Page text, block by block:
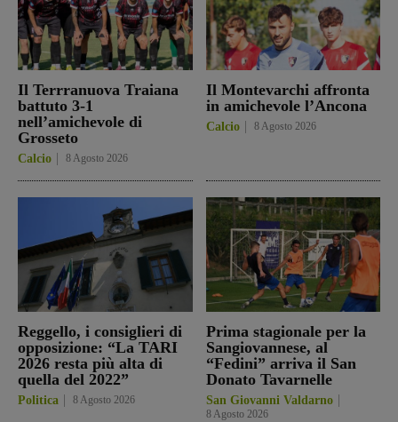
Il Terrranuova Traiana
battuto 3-1
nell’amichevole di
Grosseto
Calcio 8 Agosto 2026
Il Montevarchi affronta
in amichevole l’Ancona
Calcio 8 Agosto 2026
Reggello, i consiglieri di
opposizione: “La TARI
2026 resta più alta di
quella del 2022”
Politica 8 Agosto 2026
Prima stagionale per la
Sangiovannese, al
“Fedini” arriva il San
Donato Tavarnelle
San Giovanni Valdarno
8 Agosto 2026